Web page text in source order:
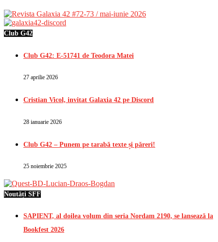
Club G42
Club G42: E-51741 de Teodora Matei
27 aprilie 2026
Cristian Vicol, invitat Galaxia 42 pe Discord
28 ianuarie 2026
Club G42 – Punem pe tarabă texte și păreri!
25 noiembrie 2025
Noutăți SFF
SAPIENT, al doilea volum din seria Nordam 2190, se lansează la
Bookfest 2026